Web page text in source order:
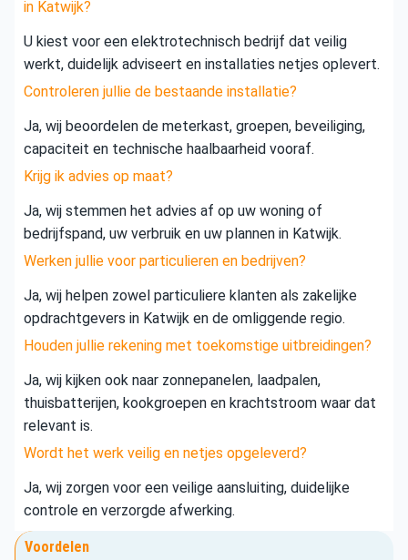
in Katwijk?
U kiest voor een elektrotechnisch bedrijf dat veilig
werkt, duidelijk adviseert en installaties netjes oplevert.
Controleren jullie de bestaande installatie?
Ja, wij beoordelen de meterkast, groepen, beveiliging,
capaciteit en technische haalbaarheid vooraf.
Krijg ik advies op maat?
Ja, wij stemmen het advies af op uw woning of
bedrijfspand, uw verbruik en uw plannen in Katwijk.
Werken jullie voor particulieren en bedrijven?
Ja, wij helpen zowel particuliere klanten als zakelijke
opdrachtgevers in Katwijk en de omliggende regio.
Houden jullie rekening met toekomstige uitbreidingen?
Ja, wij kijken ook naar zonnepanelen, laadpalen,
thuisbatterijen, kookgroepen en krachtstroom waar dat
relevant is.
Wordt het werk veilig en netjes opgeleverd?
Ja, wij zorgen voor een veilige aansluiting, duidelijke
controle en verzorgde afwerking.
Voordelen